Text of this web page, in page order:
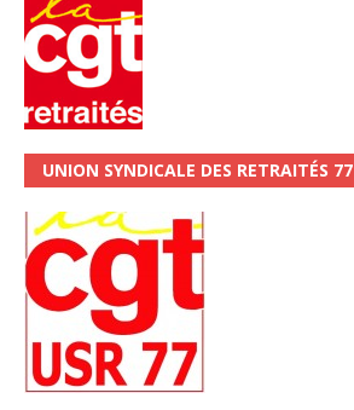
UNION SYNDICALE DES RETRAITÉS 77